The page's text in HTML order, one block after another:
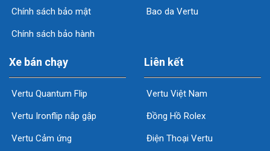
Chính sách bảo mật
Chính sách bảo hành
Bao da Vertu
Xe bán chạy
Vertu Quantum Flip
Vertu Ironflip nắp gập
Vertu Cảm ứng
Liên kết
Vertu Việt Nam
Đồng Hồ Rolex
Điện Thoại Vertu